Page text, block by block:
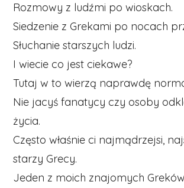
Rozmowy z ludźmi po wioskach.
Siedzenie z Grekami po nocach
Słuchanie starszych ludzi.
I wiecie co jest ciekawe?
Tutaj w to wierzą naprawdę
Nie jacyś fanatycy czy osoby
życia.
Często właśnie ci najmądrzejsi,
starzy Grecy.
Jeden z moich znajomych